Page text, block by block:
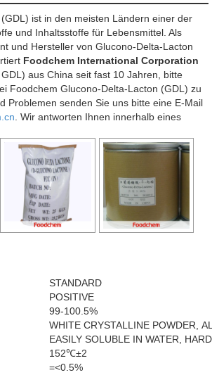
ist in den meisten Ländern einer der
und Inhaltsstoffe für Lebensmittel. Als
und Hersteller von Glucono-Delta-Lacton
Foodchem International Corporation
aus China seit fast 10 Jahren, bitte
Foodchem Glucono-Delta-Lacton (GDL) zu
Problemen senden Sie uns bitte eine E-Mail
. Wir antworten Ihnen innerhalb eines
STANDARD
POSITIVE
99-100.5%
WHITE CRYSTALLINE POWDER,
EASILY SOLUBLE IN WATER,
152℃±2
=<0.5%